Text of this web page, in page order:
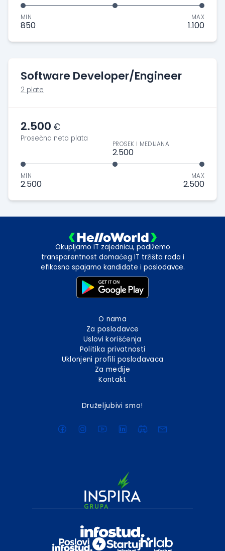
MIN
850
MAX
1.100
Software Developer/Engineer
2 plate
2.500 €
Prosečna neto plata
MIN
2.500
PROSEK I MEDIJANA
2.500
MAX
2.500
Okupljamo IT zajednicu, podižemo
transparentnost domaćeg IT tržišta rada i
efikasno spajamo kandidate i poslodavce.
O nama
Za poslodavce
Uslovi korišćenja
Politika privatnosti
Uklonjeni profili poslodavaca
Za medije
Kontakt
Druželjubivi smo!